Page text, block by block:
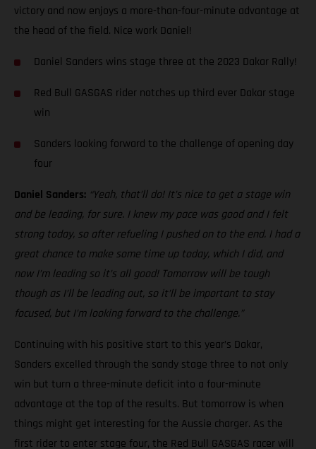
victory and now enjoys a more-than-four-minute advantage at
the head of the field. Nice work Daniel!
Daniel Sanders wins stage three at the 2023 Dakar Rally!
Red Bull GASGAS rider notches up third ever Dakar stage
win
Sanders looking forward to the challenge of opening day
four
Daniel Sanders: “Yeah, that’ll do! It’s nice to get a stage win
and be leading, for sure. I knew my pace was good and I felt
strong today, so after refueling I pushed on to the end. I had a
great chance to make some time up today, which I did, and
now I’m leading so it’s all good! Tomorrow will be tough
though as I’ll be leading out, so it’ll be important to stay
focused, but I’m looking forward to the challenge.”
Continuing with his positive start to this year’s Dakar,
Sanders excelled through the sandy stage three to not only
win but turn a three-minute deficit into a four-minute
advantage at the top of the results. But tomorrow is when
things might get interesting for the Aussie charger. As the
first rider to enter stage four, the Red Bull GASGAS racer will